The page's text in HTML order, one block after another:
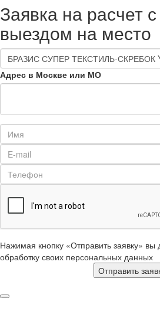
Заявка на расчет
выездом на место
Адрес в Москве или МО
Нажимая кнопку «Отправить заявку» вы
обработку своих персональных данных
Отправить